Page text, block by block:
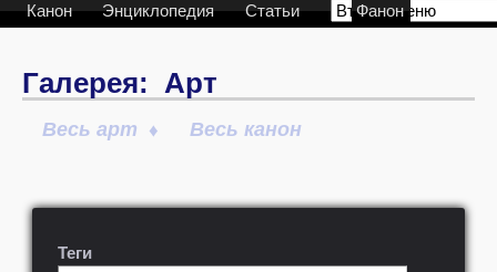
Канон Энциклопедия Статьи Фанон
Галерея: Арт
Весь арт ♦ Весь канон
Теги